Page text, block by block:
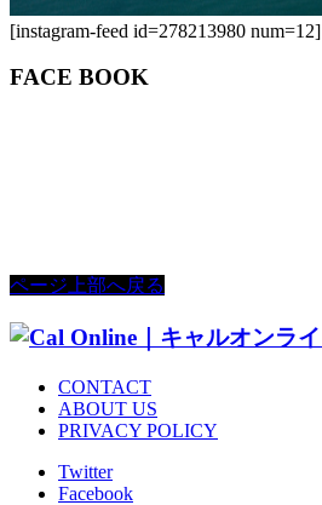
[instagram-feed id=278213980 num=12]
FACE BOOK
ページ上部へ戻る
CONTACT
ABOUT US
PRIVACY POLICY
Twitter
Facebook